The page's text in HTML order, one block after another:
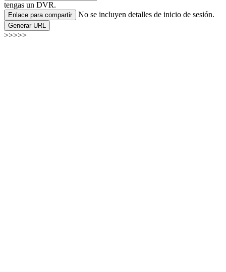
tengas un DVR.
Enlace para compartir No se incluyen detalles de inicio de sesión.
Generar URL
>>>>>